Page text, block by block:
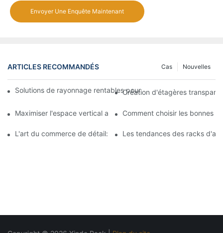
Envoyer Une Enquête Maintenant
ARTICLES RECOMMANDÉS Nouvelles
Cas
Solutions de rayonnage rentables pour les supermarchés: une
Création d'étagères
Maximiser l'espace vertical avec des conceptions créatives de
Comment choisir les bonnes
L'art du commerce de détail: choisir les meilleurs racks pour
Les tendances des racks